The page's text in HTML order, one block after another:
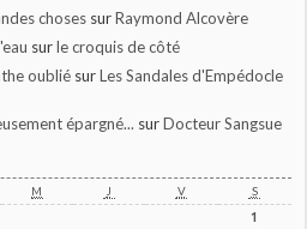
choses surRaymond Alcovère
surle croquis de côté
oublié surLes Sandales d'Empédocle
épargné... surDocteur Sangsue
M J V S
1